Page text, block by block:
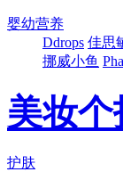
婴幼营养
Ddrops 佳思
挪威小鱼
美妆个
护肤